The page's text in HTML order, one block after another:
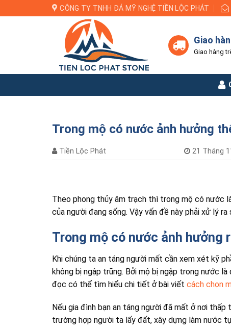
to
CÔNG TY TNHH ĐÁ MỸ NGHỆ TIỀN LỘC PHÁT
Giao
Giao hàng
Trong mộ có nước ảnh hưởng
Tiền Lộc Phát 21 Tháng
Theo phong thủy âm trạch thì trong mộ có nước
của người đang sống. Vậy vấn đề này phải xử lý
Trong mộ có nước ảnh hưởng
Khi chúng ta an táng người mất cần xem xét kỹ
không bị ngập trũng. Bởi mộ bị ngập trong nước
đọc có thể tìm hiểu chi tiết ở bài viết cách chọn
Nếu gia đình bạn an táng người đã mất ở nơi
trường hợp người ta lấy đất, xây dựng làm nước